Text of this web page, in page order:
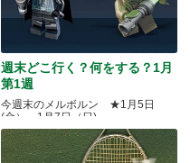
週末どこ行く？何をする？1月
第1週
今週末のメルボルン ★1月5日
(金）～1月7日（日)